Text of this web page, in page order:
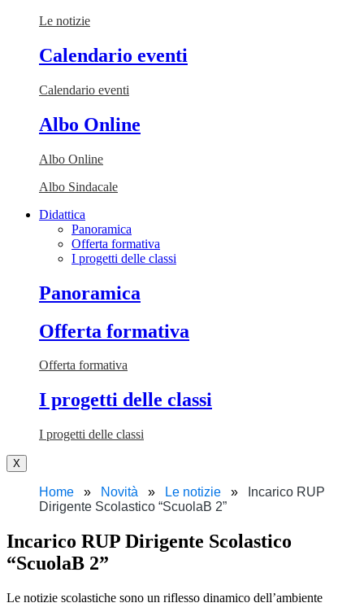
Le notizie
Calendario eventi
Calendario eventi
Albo Online
Albo Online
Albo Sindacale
Didattica
Panoramica
Offerta formativa
I progetti delle classi
Panoramica
Offerta formativa
Offerta formativa
I progetti delle classi
I progetti delle classi
X
Home Novità Le notizie
Incarico RUP
Dirigente Scolastico “ScuolaB 2”
Incarico RUP Dirigente Scolastico
“ScuolaB 2”
Le notizie scolastiche sono un riflesso dinamico dell’ambiente